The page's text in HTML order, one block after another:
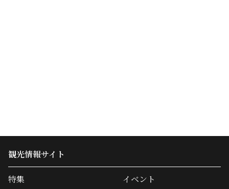
観光情報サイト
特集
イベント